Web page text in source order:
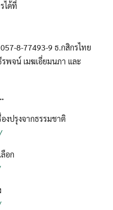
ได้ที่
8-77493-9 ธ.กสิกรไทย
พจน์ เมฆเอี่ยมนภา และ​
งปรุงจากธรรมชาติ
อก